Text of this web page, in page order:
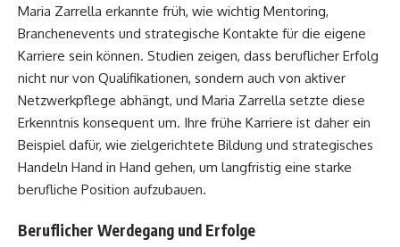
Maria Zarrella erkannte früh, wie wichtig Mentoring,
Branchenevents und strategische Kontakte für die eigene
Karriere sein können. Studien zeigen, dass beruflicher Erfolg
nicht nur von Qualifikationen, sondern auch von aktiver
Netzwerkpflege abhängt, und Maria Zarrella setzte diese
Erkenntnis konsequent um. Ihre frühe Karriere ist daher ein
Beispiel dafür, wie zielgerichtete Bildung und strategisches
Handeln Hand in Hand gehen, um langfristig eine starke
berufliche Position aufzubauen.
Beruflicher Werdegang und Erfolge